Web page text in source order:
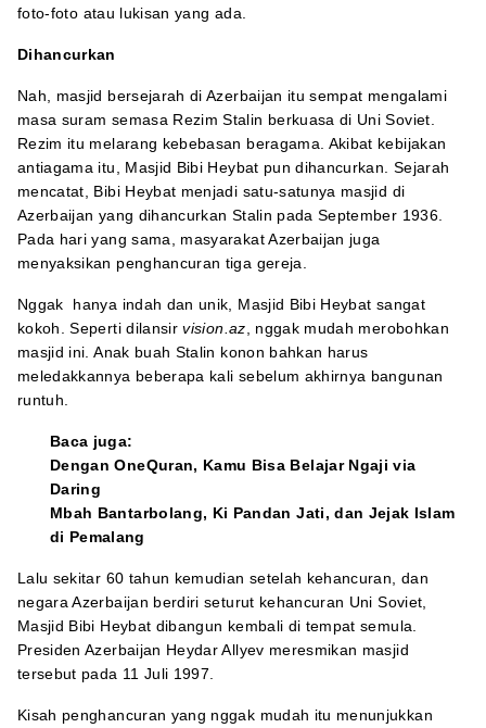
foto-foto atau lukisan yang ada.
Dihancurkan
Nah, masjid bersejarah di Azerbaijan itu sempat mengalami
masa suram semasa Rezim Stalin berkuasa di Uni Soviet.
Rezim itu melarang kebebasan beragama. Akibat kebijakan
antiagama itu, Masjid Bibi Heybat pun dihancurkan. Sejarah
mencatat, Bibi Heybat menjadi satu-satunya masjid di
Azerbaijan yang dihancurkan Stalin pada September 1936.
Pada hari yang sama, masyarakat Azerbaijan juga
menyaksikan penghancuran tiga gereja.
Nggak hanya indah dan unik, Masjid Bibi Heybat sangat
kokoh. Seperti dilansirvision.az , nggak mudah merobohkan
masjid ini. Anak buah Stalin konon bahkan harus
meledakkannya beberapa kali sebelum akhirnya bangunan
runtuh.
Baca juga:
Dengan OneQuran, Kamu Bisa Belajar Ngaji via
Daring
Mbah Bantarbolang, Ki Pandan Jati, dan Jejak Islam
di Pemalang
Lalu sekitar 60 tahun kemudian setelah kehancuran, dan
negara Azerbaijan berdiri seturut kehancuran Uni Soviet,
Masjid Bibi Heybat dibangun kembali di tempat semula.
Presiden Azerbaijan Heydar Allyev meresmikan masjid
tersebut pada 11 Juli 1997.
Kisah penghancuran yang nggak mudah itu menunjukkan